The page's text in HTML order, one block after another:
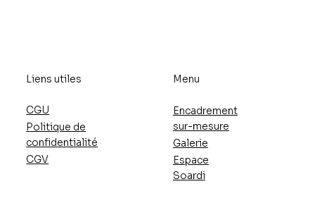
Liens utiles
CGU
CGV
Politique de
confidentialité
Menu
Encadrement
sur-mesure
Galerie
Espace
Soardi